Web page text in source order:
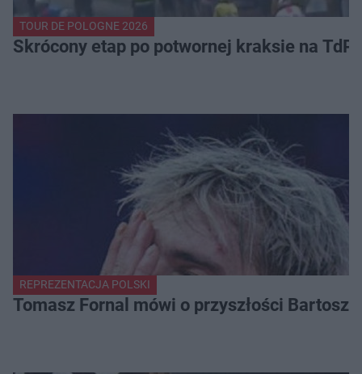
TOUR DE POLOGNE 2026
Skrócony etap po potwornej kraksie na
REPREZENTACJA POLSKI
Tomasz Fornal mówi o przyszłości